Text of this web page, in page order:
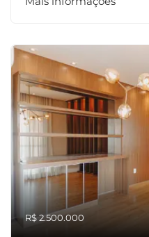
R$ 2.500.000